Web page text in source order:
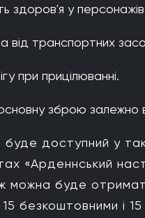
здоров'я у
транспортних
при прицілюванні.
зброю залежно
доступний у
«Арденнський
можна буде
безкоштовними і